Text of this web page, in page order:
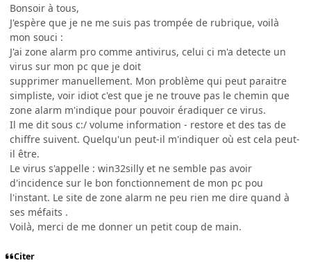
Bonsoir à tous,
J'espère que je ne me suis pas trompée de rubrique, voilà
mon souci :
J'ai zone alarm pro comme antivirus, celui ci m'a detecte un
virus sur mon pc que je doit
supprimer manuellement. Mon problème qui peut paraitre
simpliste, voir idiot c'est que je ne trouve pas le chemin que
zone alarm m'indique pour pouvoir éradiquer ce virus.
Il me dit sous c:/ volume information - restore et des tas de
chiffre suivent. Quelqu'un peut-il m'indiquer où est cela peut-
il être.
Le virus s'appelle : win32silly et ne semble pas avoir
d'incidence sur le bon fonctionnement de mon pc pou
l'instant. Le site de zone alarm ne peu rien me dire quand à
ses méfaits .
Voilà, merci de me donner un petit coup de main.
Citer